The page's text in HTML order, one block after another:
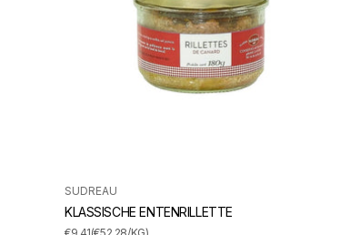
SUDREAU
KLASSISCHE ENTENRILLETTE
ANGEBOT